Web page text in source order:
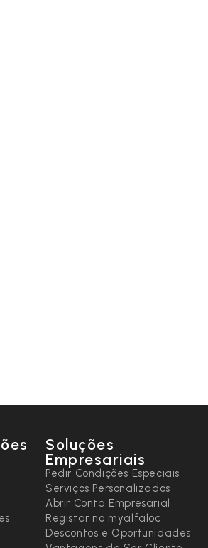
Soluções
Empresariais
Pedir Condições Especiais
Serviços Personalizados
Abrir Conta Empresarial
Registar no myalfaloc
Descontos e Oportunidades